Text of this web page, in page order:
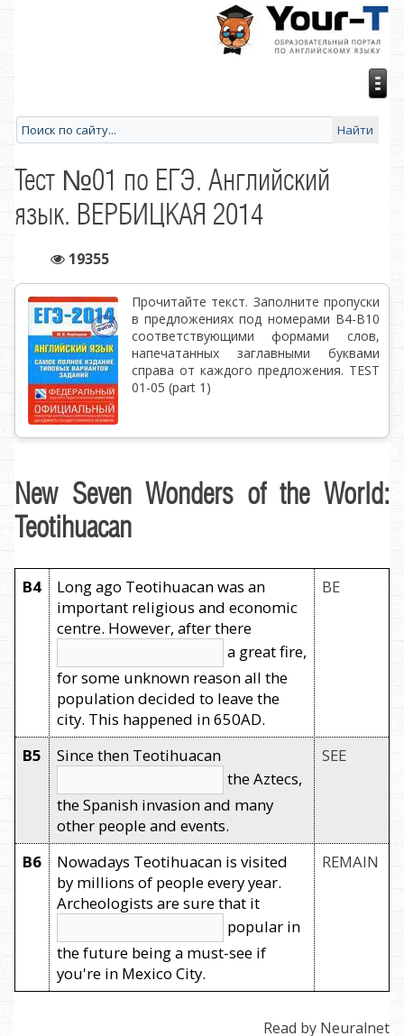
Тест №01 по ЕГЭ. Английский
язык. ВЕРБИЦКАЯ 2014
19355
Прочитайте текст. Заполните пропуски
в предложениях под номерами В4-В10
соответствующими формами слов,
напечатанных заглавными буквами
справа от каждого предложения. TEST
01-05 (part 1)
New Seven Wonders of the World:
Teotihuacan
B4
Long ago Teotihuacan was an
important religious and economic
centre. However, after there
a great fire,
for some unknown reason all the
population decided to leave the
city. This happened in 650AD.
BE
B5
Since then Teotihuacan
the Aztecs,
the Spanish invasion and many
other people and events.
SEE
B6
Nowadays Teotihuacan is visited
by millions of people every year.
Archeologists are sure that it
popular in
the future being a must-see if
you're in Mexico City.
REMAIN
Read by Neuralnet